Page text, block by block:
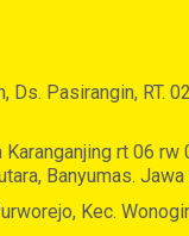
Ds. Pasirangin, RT.
rt 06 rw
Banyumas. Jawa
Kec.